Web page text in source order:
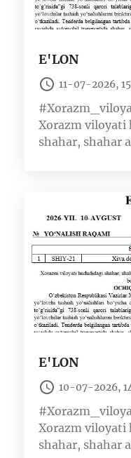
E'LON
11-07-2026,
Xorazm viloyati
shahar, shahar
E'LON
10-07-2026,
Xorazm viloyati
shahar, shahar